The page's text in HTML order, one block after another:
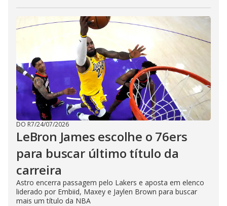
DO R7/24/07/2026
LeBron James escolhe o 76ers
para buscar último título da
carreira
Astro encerra passagem pelo Lakers e aposta em elenco
liderado por Embiid, Maxey e Jaylen Brown para buscar
mais um título da NBA